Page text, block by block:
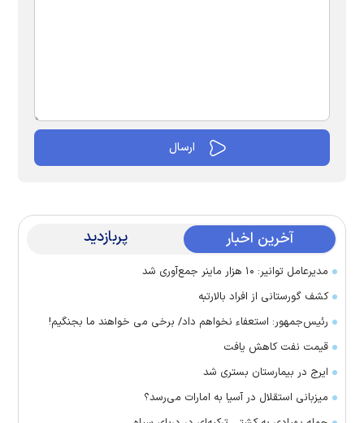
آخرین اخبار پربازدید
مدیرعامل توانیر: ۱۰ هزار ماینر جمع‌آوری شد
کشف گورستانی از افراد بالارتبه
رئیس‌جمهور: استعفاء نخواهم داد/ برخی می خواهند ما بجنگیم!
قیمت نفت کاهش یافت
ایرج در بیمارستان بستری شد
میزبانی استقلال در آسیا به امارات می‌رسد؟